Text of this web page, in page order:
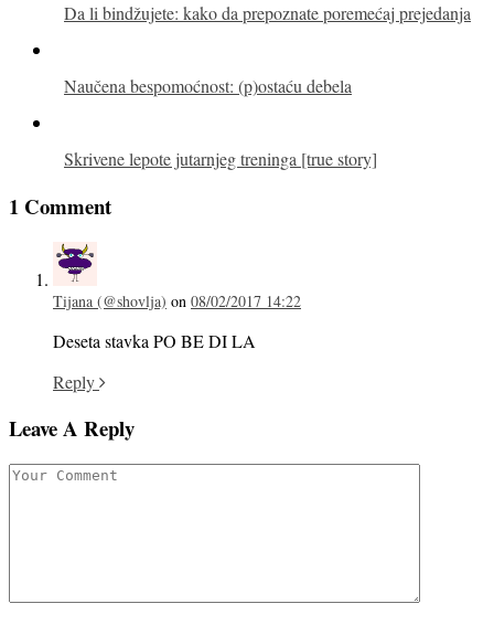
Da li bindžujete: kako da prepoznate poremećaj prejedanja
Naučena bespomoćnost: (p)ostaću debela
Skrivene lepote jutarnjeg treninga [true story]
1 Comment
Tijana (@shovlja) on 08/02/2017 14:22
Deseta stavka PO BE DI LA
Reply
Leave A Reply